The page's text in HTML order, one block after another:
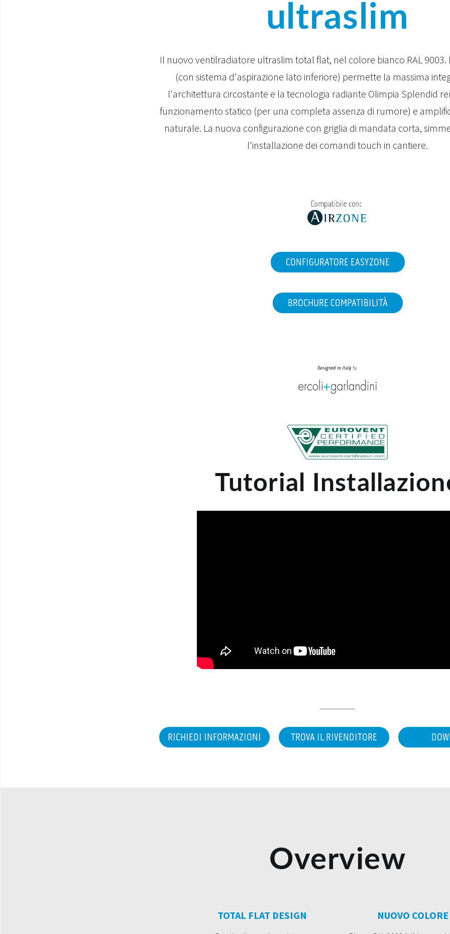
ultraslim
Il nuovo ventilradiatore ultraslim total flat, nel colore bianco RAL 9003.
(con sistema d'aspirazione lato inferiore) permette la massima
l'architettura circostante e la tecnologia radiante Olimpia Splendid
funzionamento statico (per una completa assenza di rumore) e
naturale. La nuova configurazione con griglia di mandata corta,
l'installazione dei comandi touch in cantiere.
CONFIGURATORE EASYZONE
BROCHURE COMPATIBILITÀ
Tutorial
RICHIEDI INFORMAZIONI TROVA IL RIVENDITORE
Overview
TOTAL FLAT DESIGN NUOVO COLORE